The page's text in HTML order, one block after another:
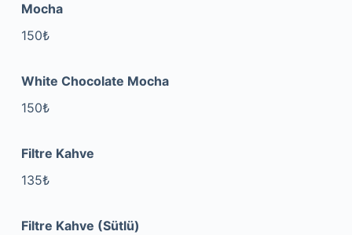
Mocha
150₺
White Chocolate Mocha
150₺
Filtre Kahve
135₺
Filtre Kahve (Sütlü)